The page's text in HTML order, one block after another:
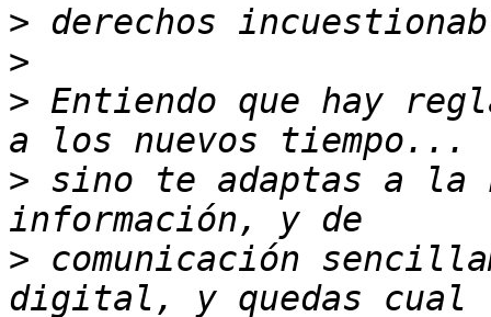
>
>
> Entiendo que hay
> sino te adaptas a la
> comunicación